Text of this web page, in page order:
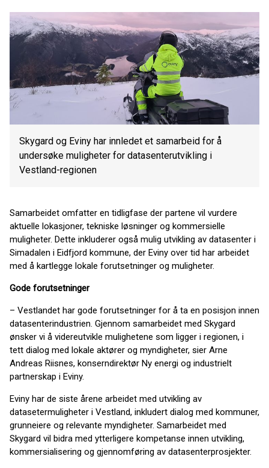
Skygard og Eviny har innledet et samarbeid for å
undersøke muligheter for datasenterutvikling i
Vestland-regionen
Samarbeidet omfatter en tidligfase der partene vil vurdere
aktuelle lokasjoner, tekniske løsninger og kommersielle
muligheter. Dette inkluderer også mulig utvikling av datasenter i
Simadalen i Eidfjord kommune, der Eviny over tid har arbeidet
med å kartlegge lokale forutsetninger og muligheter.
Gode forutsetninger
– Vestlandet har gode forutsetninger for å ta en posisjon innen
datasenterindustrien. Gjennom samarbeidet med Skygard
ønsker vi å videreutvikle mulighetene som ligger i regionen, i
tett dialog med lokale aktører og myndigheter, sier Arne
Andreas Riisnes, konserndirektør Ny energi og industrielt
partnerskap i Eviny.
Eviny har de siste årene arbeidet med utvikling av
datasetermuligheter i Vestland, inkludert dialog med kommuner,
grunneiere og relevante myndigheter. Samarbeidet med
Skygard vil bidra med ytterligere kompetanse innen utvikling,
kommersialisering og gjennomføring av datasenterprosjekter.